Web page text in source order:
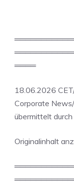
════
18.06.2026
Corporate
übermittelt
Originalinhalt